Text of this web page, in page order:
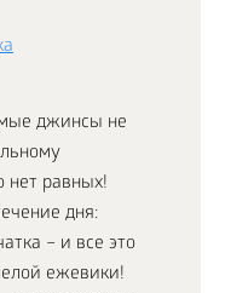
джинсы не
нет равных!
дня:
– и все это
ежевики!